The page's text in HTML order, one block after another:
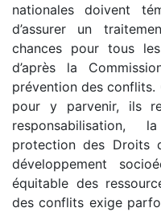
nationales doivent
d’assurer un
chances pour tous
d’après la
prévention des conflits.
pour y parvenir, ils
responsabilisation,
protection des Droits
développement
équitable des
des conflits exige